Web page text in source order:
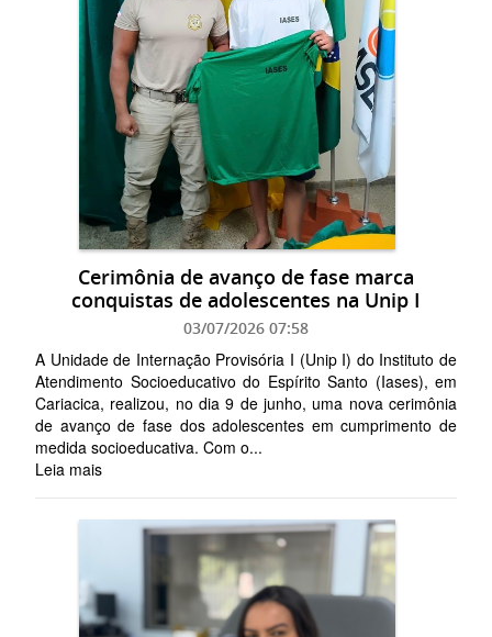
Cerimônia de avanço de fase marca
conquistas de adolescentes na Unip I
03/07/2026 07:58
A Unidade de Internação Provisória I (Unip I) do Instituto de
Atendimento Socioeducativo do Espírito Santo (Iases), em
Cariacica, realizou, no dia 9 de junho, uma nova cerimônia
de avanço de fase dos adolescentes em cumprimento de
medida socioeducativa. Com o...
Leia mais